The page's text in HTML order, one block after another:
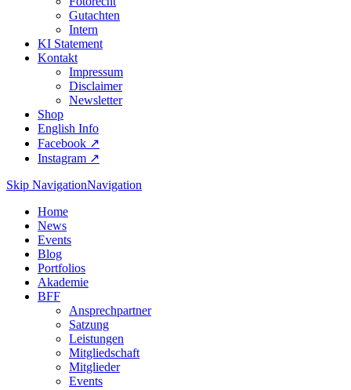
Gutachten
Intern
KI Statement
Kontakt
Impressum
Disclaimer
Newsletter
Shop
English Info
Facebook ↗︎
Instagram ↗︎
Skip NavigationNavigation
Home
News
Events
Blog
Portfolios
Akademie
BFF
Ansprechpartner
Satzung
Leistungen
Mitgliedschaft
Mitglieder
Events